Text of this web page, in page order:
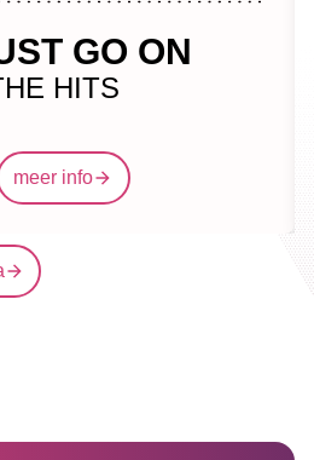
GO ON
HITS
meer info